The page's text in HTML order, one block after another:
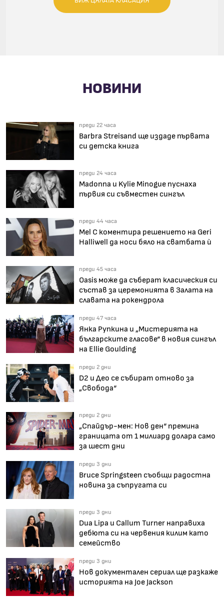
НОВИНИ
преди 22 часа
Barbra Streisand ще издаде първата
си детска книга
преди 24 часа
Madonna и Kylie Minogue пуснаха
първия си съвместен сингъл
преди 44 часа
Mel C коментира решението на Geri
Halliwell да носи бяло на сватбата ѝ
преди 45 часа
Oasis може да съберат класическия си
състав за церемонията в Залата на
славата на рокендрола
преди 47 часа
Янка Рупкина и „Мистерията на
българските гласове“ в новия сингъл
на Ellie Goulding
преди 2 дни
D2 и Део се събират отново за
„Свобода“
преди 2 дни
„Спайдър-мен: Нов ден“ премина
границата от 1 милиард долара само
за шест дни
преди 3 дни
Bruce Springsteen съобщи радостна
новина за съпругата си
преди 3 дни
Dua Lipa и Callum Turner направиха
дебюта си на червения килим като
семейство
преди 3 дни
Нов документален сериал ще разкаже
историята на Joe Jackson